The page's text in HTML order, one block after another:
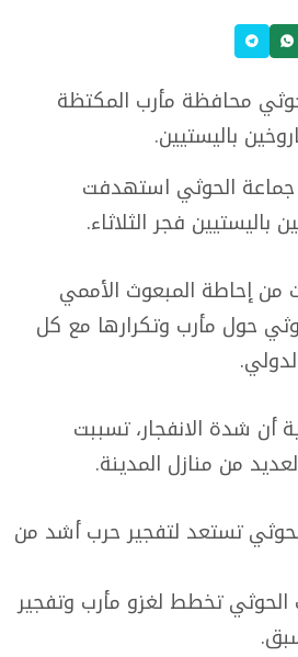
محافظة مأرب المكتظة
باليستيين.
الحوثي استهدفت
فجر الثلاثاء.
من إحاطة المبعوث الأممي
حول مأرب وتكرارها مع كل
أن شدة الانفجار، تسببت
من منازل المدينة.
تستعد لتفجير حرب أشد من
تخطط لغزو مأرب وتفجير